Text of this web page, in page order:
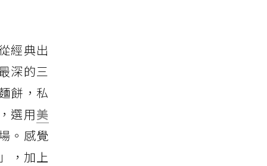
經典出
深的三
餅，私
選用美
。感覺
，加上